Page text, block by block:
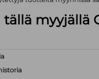
tällä myyjällä